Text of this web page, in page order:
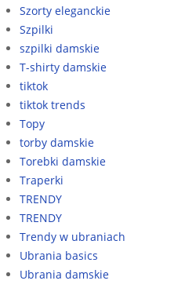
Szorty eleganckie
Szpilki
szpilki damskie
T-shirty damskie
tiktok
tiktok trends
Topy
torby damskie
Torebki damskie
Traperki
TRENDY
TRENDY
Trendy w ubraniach
Ubrania basics
Ubrania damskie